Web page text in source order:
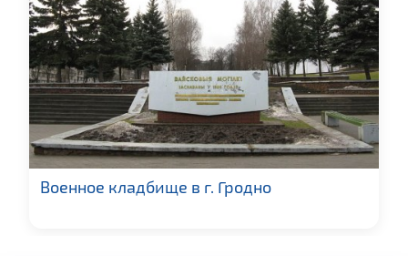
Военное кладбище в г. Гродно